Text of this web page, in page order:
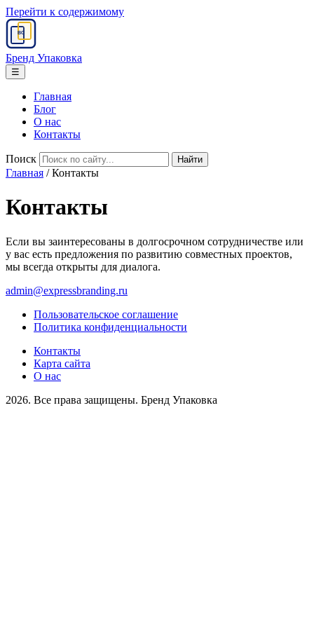
Перейти к содержимому
BC
Бренд Упаковка
☰
Главная
Блог
О нас
Контакты
Поиск
Главная / Контакты
Контакты
Если вы заинтересованы в долгосрочном сотрудничестве или
у вас есть предложения по развитию совместных проектов,
мы всегда открыты для диалога.
admin@expressbranding.ru
Пользовательское соглашение
Политика конфиденциальности
Контакты
Карта сайта
О нас
2026. Все права защищены. Бренд Упаковка